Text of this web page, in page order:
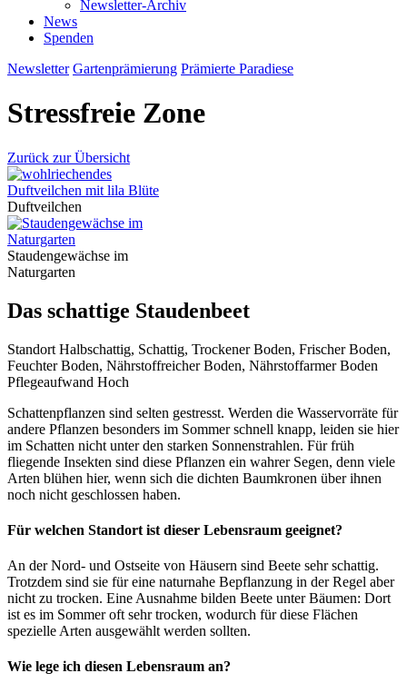
Newsletter-Archiv
News
Spenden
Newsletter Gartenprämierung Prämierte Paradiese
Stressfreie Zone
Zurück zur Übersicht
Duftveilchen
Staudengewächse im
Naturgarten
Das schattige Staudenbeet
Standort Halbschattig, Schattig, Trockener Boden, Frischer Boden,
Feuchter Boden, Nährstoffreicher Boden, Nährstoffarmer Boden
Pflegeaufwand Hoch
Schattenpflanzen sind selten gestresst. Werden die Wasservorräte für
andere Pflanzen besonders im Sommer schnell knapp, leiden sie hier
im Schatten nicht unter den starken Sonnenstrahlen. Für früh
fliegende Insekten sind diese Pflanzen ein wahrer Segen, denn viele
Arten blühen hier, wenn sich die dichten Baumkronen über ihnen
noch nicht geschlossen haben.
Für welchen Standort ist dieser Lebensraum geeignet?
An der Nord- und Ostseite von Häusern sind Beete sehr schattig.
Trotzdem sind sie für eine naturnahe Bepflanzung in der Regel aber
nicht zu trocken. Eine Ausnahme bilden Beete unter Bäumen: Dort
ist es im Sommer oft sehr trocken, wodurch für diese Flächen
spezielle Arten ausgewählt werden sollten.
Wie lege ich diesen Lebensraum an?